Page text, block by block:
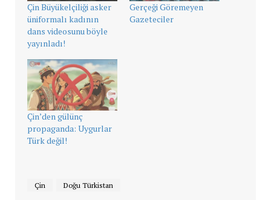
Çin Büyükelçiliği asker
üniformalı kadının
dans videosunu böyle
yayınladı!
Gerçeği Göremeyen
Gazeteciler
Çin’den gülünç
propaganda: Uygurlar
Türk değil!
Çin Doğu Türkistan